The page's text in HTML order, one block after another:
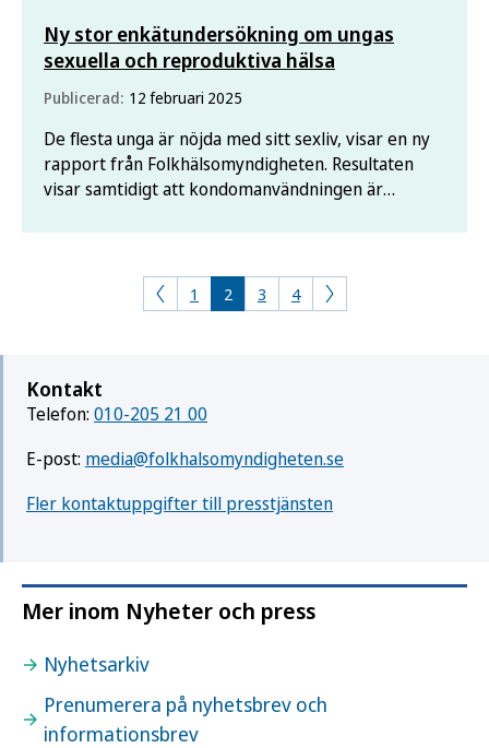
Ny stor enkätundersökning om ungas
sexuella och reproduktiva hälsa
Publicerad: 12 februari 2025
De flesta unga är nöjda med sitt sexliv, visar en ny
rapport från Folkhälsomyndigheten. Resultaten
visar samtidigt att kondomanvändningen är
begränsar vardagen. Alarmerande många unga
1 2 3 4
Kontakt
Telefon: 010-205 21 00
E-post: media@folkhalsomyndigheten.se
Fler kontaktuppgifter till presstjänsten
Mer inom Nyheter och press
Nyhetsarkiv
Prenumerera på nyhetsbrev och
informationsbrev